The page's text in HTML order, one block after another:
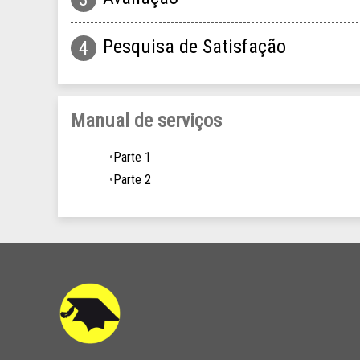
Pesquisa de Satisfação
Manual de serviços
Parte 1
Parte 2